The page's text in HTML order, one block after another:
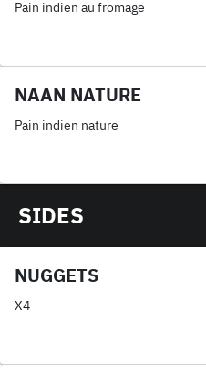
Pain indien au fromage
NAAN NATURE
Pain indien nature
SIDES
NUGGETS
X4